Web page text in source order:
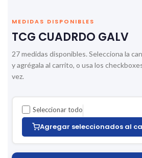
MEDIDAS DISPONIBLES
TCG CUADRDO GALV
27 medidas disponibles. Selecciona la
y agrégala al carrito, o usa los
vez.
Seleccionar todo
Agregar seleccionados al